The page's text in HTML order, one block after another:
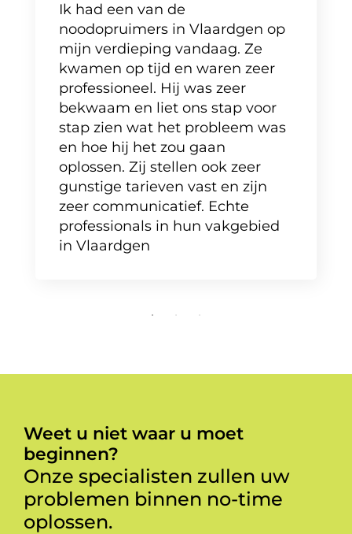
Ik had een van de
noodopruimers in Vlaardgen op
mijn verdieping vandaag. Ze
kwamen op tijd en waren zeer
professioneel. Hij was zeer
bekwaam en liet ons stap voor
stap zien wat het probleem was
en hoe hij het zou gaan
oplossen. Zij stellen ook zeer
gunstige tarieven vast en zijn
zeer communicatief. Echte
professionals in hun vakgebied
in Vlaardgen
Weet u niet waar u moet
beginnen?
Onze specialisten zullen uw
problemen binnen no-time
oplossen.